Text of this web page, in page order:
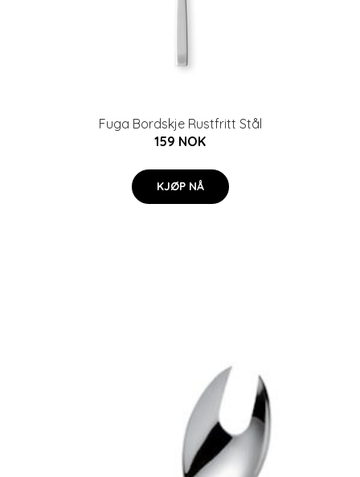
Fuga Bordskje Rustfritt Stål
159 NOK
KJØP NÅ